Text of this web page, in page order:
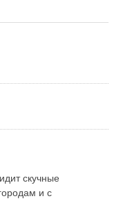
скучные
и с